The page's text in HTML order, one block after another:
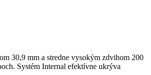
30,9 mm a stredne vysokým zdvihom 200
Systém Internal efektívne ukrýva